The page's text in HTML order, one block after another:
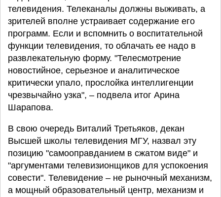
телевидения. Телеканалы должны выживать, а
зрителей вполне устраивает содержание его
программ. Если и вспомнить о воспитательной
функции телевидения, то облачать ее надо в
развлекательную форму. "Телесмотрение
новостийное, серьезное и аналитическое
критически упало, прослойка интеллигенции
чрезвычайно узка", – подвела итог Арина
Шарапова.
В свою очередь Виталий Третьяков, декан
Высшей школы телевидения МГУ, назвал эту
позицию "самооправданием в сжатом виде" и
"аргументами телевизионщиков для успокоения
совести". Телевидение – не рыночный механизм,
а мощный образовательный центр, механизм и